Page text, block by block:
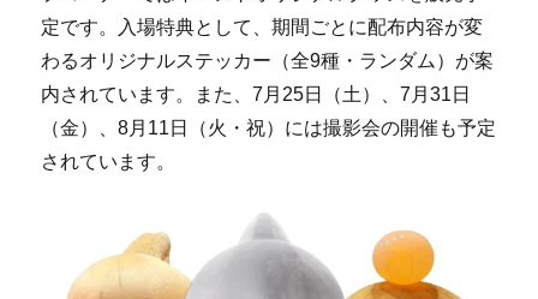
定です。入場特典として、期間ごとに配布内容が変
わるオリジナルステッカー（全9種・ランダム）が案
内されています。また、7月25日（土）、7月31日
（金）、8月11日（火・祝）には撮影会の開催も予定
されています。